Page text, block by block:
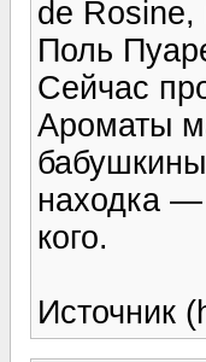
de Rosine,
Поль
Сейчас
Ароматы
находка —
кого.
Источник